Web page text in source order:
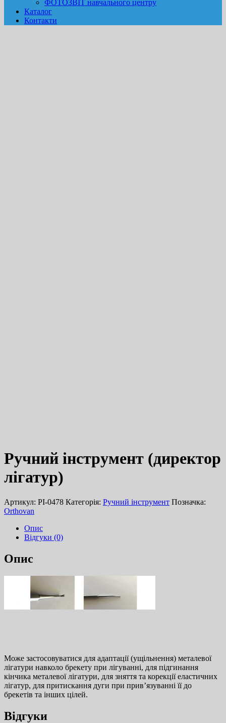
ФОТОЗВІТ навчального центру
Каталог
Контакти
Ручний інструмент (директор
лігатур)
Артикул: PI-0478 Категорія: Ручний інструмент Позначка:
Orthovan
Опис
Відгуки (0)
Опис
Може застосовуватися для адаптації (ущільнення) металевої
лігатури навколо брекету при лігуванні, для підгинання
кінчика металевої лігатури, для зняття та корекції еластичних
лігатур, для притискання дуги при прив’язуванні її до
брекетів та інших цілей.
Відгуки